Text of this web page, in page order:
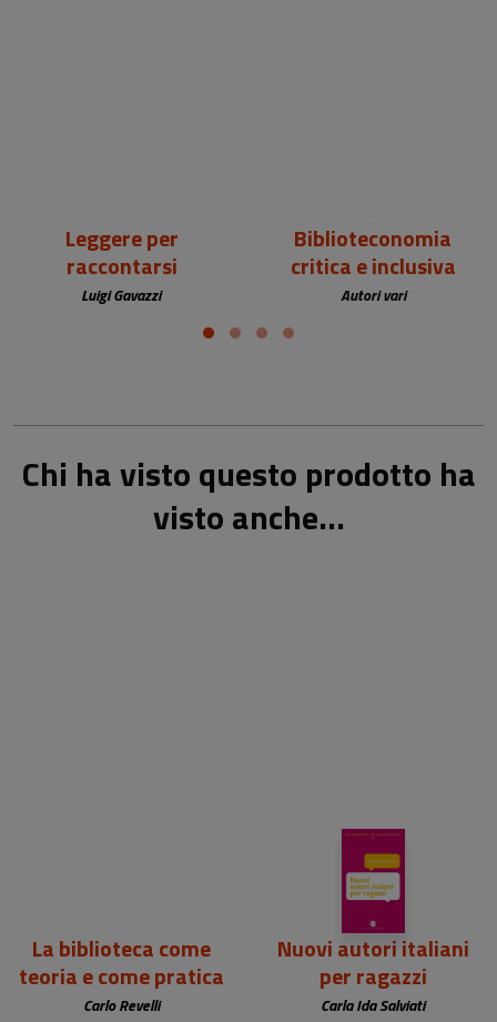
Leggere per
raccontarsi
Luigi Gavazzi
Biblioteconomia
critica e inclusiva
Autori vari
Chi ha visto questo prodotto ha
visto anche...
La biblioteca come
teoria e come pratica
Carlo Revelli
Nuovi autori italiani
per ragazzi
Carla Ida Salviati